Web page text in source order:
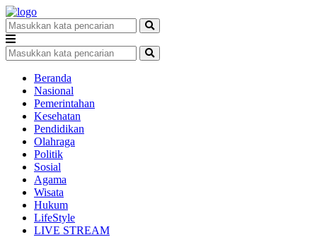
Beranda
Nasional
Pemerintahan
Kesehatan
Pendidikan
Olahraga
Politik
Sosial
Agama
Wisata
Hukum
LifeStyle
LIVE STREAM